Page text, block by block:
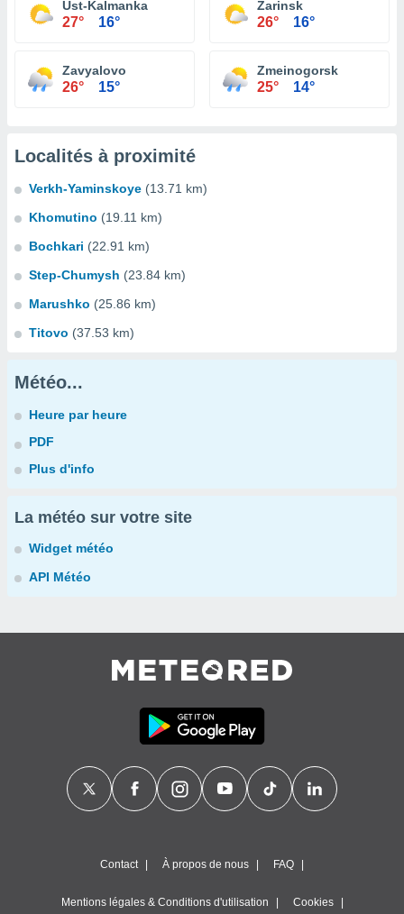
Ust-Kalmanka
27° 16°
Zarinsk
26° 16°
Zavyalovo
26° 15°
Zmeinogorsk
25° 14°
Localités à proximité
Verkh-Yaminskoye (13.71 km)
Khomutino (19.11 km)
Bochkari (22.91 km)
Step-Chumysh (23.84 km)
Marushko (25.86 km)
Titovo (37.53 km)
Météo...
Heure par heure
PDF
Plus d'info
La météo sur votre site
Widget météo
API Météo
Contact À propos de nous FAQ
Mentions légales & Conditions d'utilisation Cookies